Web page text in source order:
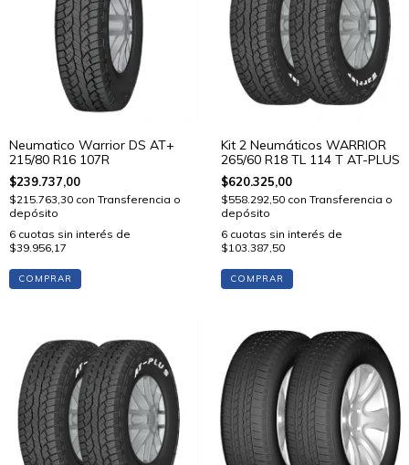
Neumatico Warrior DS AT+
215/80 R16 107R
$239.737,00
$215.763,30 con Transferencia o
depósito
6 cuotas sin interés de
$39.956,17
COMPRAR
Kit 2 Neumáticos WARRIOR
265/60 R18 TL 114 T AT-PLUS
$620.325,00
$558.292,50 con Transferencia o
depósito
6 cuotas sin interés de
$103.387,50
COMPRAR